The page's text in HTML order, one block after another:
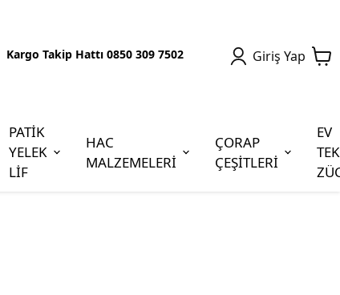
Kargo Takip Hattı 0850 309 7502 Giriş Yap
PATİK
YELEK
LİF
HAC
MALZEMELERİ
ÇORAP
ÇEŞİTLERİ
EV